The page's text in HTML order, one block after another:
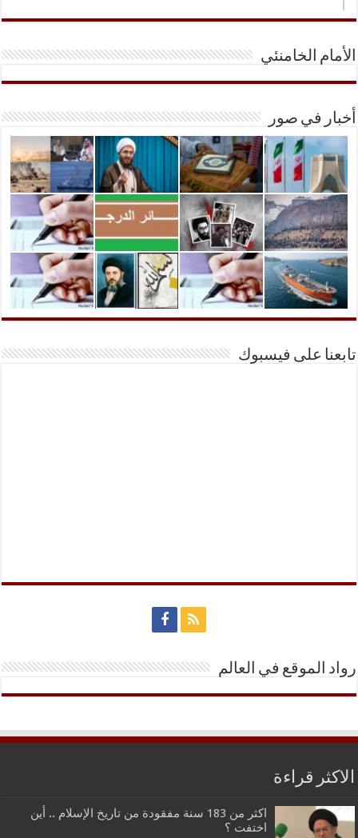
الأمام الخامنئي
أخبار في صور
تابعنا على فيسبوك
رواد الموقع في العالم
الاكثر قراءة
اكثر من 183 سنة مفقودة من تاريخ الإسلام .. أين
اختفت ؟